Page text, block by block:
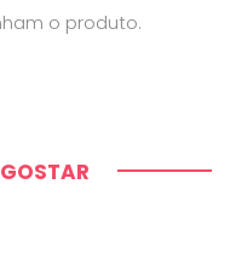
o produto.